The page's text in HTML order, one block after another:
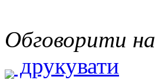
Обговорити на
друкувати